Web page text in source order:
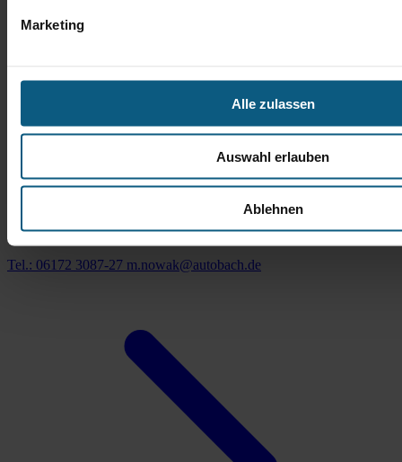
Marketing
Alle zulassen
Auswahl erlauben
Ablehnen
Verkaufsberater Gebrauchtwagen
Tel.: 06172 3087-27 m.nowak@autobach.de